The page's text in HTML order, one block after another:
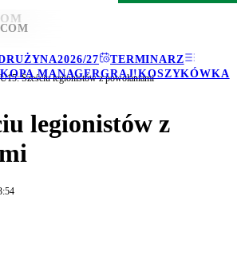
2026/27
TERMINARZ
KOPA MANAGERGRAJ!KOSZYKÓWKA
U15: Sześciu legionistów z powołaniami
legionistów z